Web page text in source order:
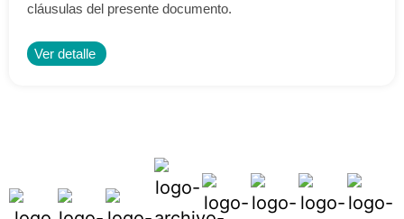
cláusulas del presente documento.
Ver detalle